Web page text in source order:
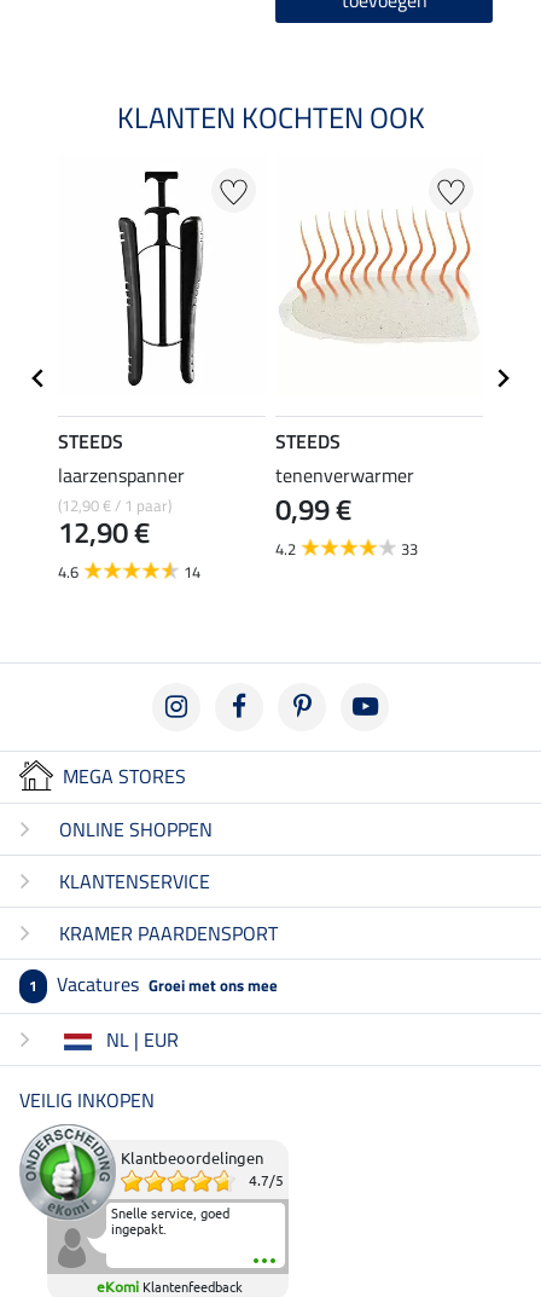
KLANTEN KOCHTEN OOK
STEEDS
laarzenspanner
(12,90 € / 1 paar)
12,90 €
4.6 14
STEEDS
tenenverwarmer
0,99 €
4.2 33
MEGA STORES
ONLINE SHOPPEN
KLANTENSERVICE
KRAMER PAARDENSPORT
1 Vacatures Groei met ons mee
NL | EUR
VEILIG INKOPEN
Klantbeoordelingen
4.7/5
Snelle service, goed
ingepakt.
eKomi Klantenfeedback